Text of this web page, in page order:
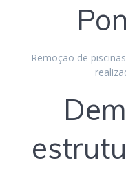
Remoção de